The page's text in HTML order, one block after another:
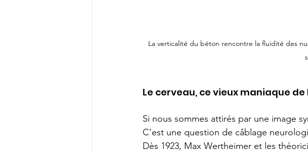
La verticalité du béton rencontre la fluidité des
Le cerveau, ce vieux maniaque de
Si nous sommes attirés par une image
C’est une question de câblage
Dès 1923, Max Wertheimer et les